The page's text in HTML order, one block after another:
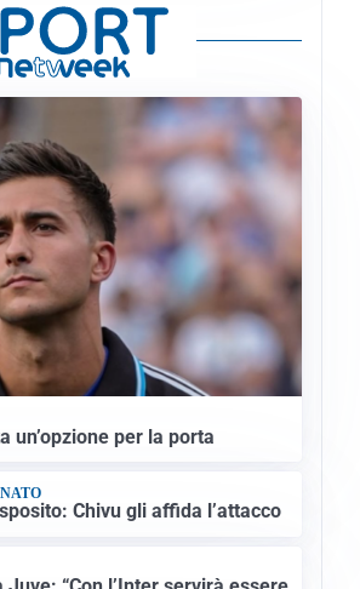
un’opzione per la porta
Chivu gli affida l’attacco